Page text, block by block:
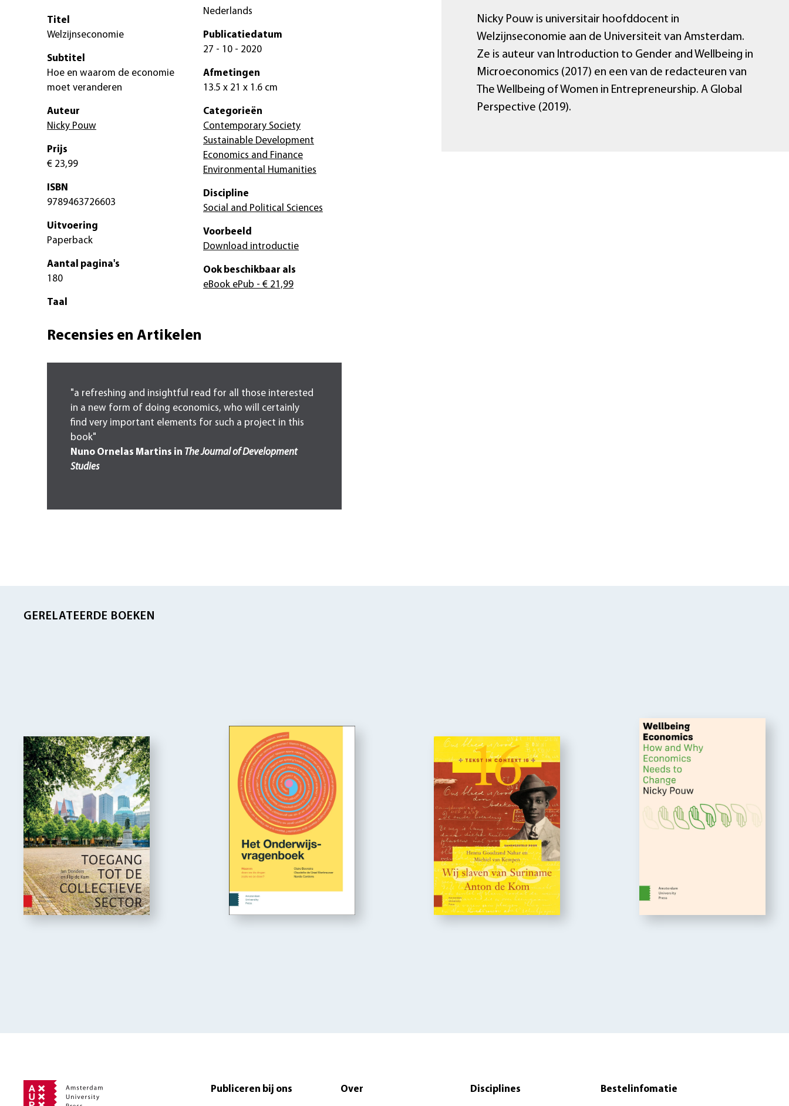
Nicky Pouw is universitair hoofddocent in
Welzijnseconomie aan de Universiteit van Amsterdam.
Ze is auteur van Introduction to Gender and Wellbeing in
Microeconomics (2017) en een van de redacteuren van
The Wellbeing of Women in Entrepreneurship. A Global
Perspective (2019).
Titel
Welzijnseconomie
Subtitel
Hoe en waarom de economie
moet veranderen
Auteur
Nicky Pouw
Prijs
€ 23,99
ISBN
9789463726603
Uitvoering
Paperback
Aantal pagina's
180
Taal
Nederlands
Publicatiedatum
27 - 10 - 2020
Afmetingen
13.5 x 21 x 1.6 cm
Categorieën
Contemporary Society
Sustainable Development
Economics and Finance
Environmental Humanities
Discipline
Social and Political Sciences
Voorbeeld
Download introductie
Ook beschikbaar als
eBook ePub - € 21,99
Recensies en Artikelen
"a refreshing and insightful read for all those interested
in a new form of doing economics, who will certainly
find very important elements for such a project in this
book"
Nuno Ornelas Martins in The Journal of Development
Studies
GERELATEERDE BOEKEN
Publiceren bij ons Over Disciplines Bestelinfomatie